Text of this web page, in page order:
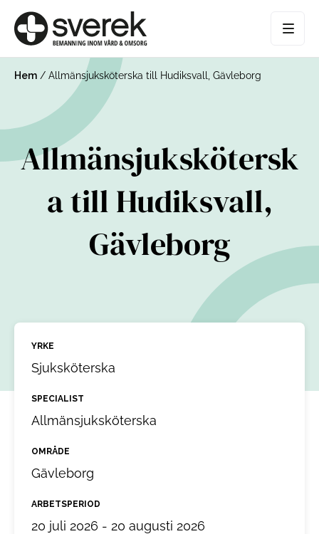
Hem / Allmänsjuksköterska till Hudiksvall, Gävleborg
Allmänsjukskötersk
a till Hudiksvall,
Gävleborg
YRKE
Sjuksköterska
SPECIALIST
Allmänsjuksköterska
OMRÅDE
Gävleborg
ARBETSPERIOD
20 juli 2026 - 20 augusti 2026